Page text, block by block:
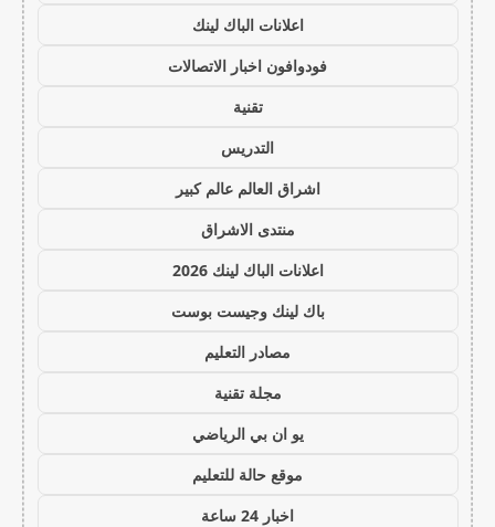
اعلانات الباك لينك
فودوافون اخبار الاتصالات
تقنية
التدريس
اشراق العالم عالم كبير
منتدى الاشراق
اعلانات الباك لينك 2026
باك لينك وجيست بوست
مصادر التعليم
مجلة تقنية
يو ان بي الرياضي
موقع حالة للتعليم
اخبار 24 ساعة